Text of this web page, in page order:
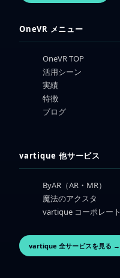
OneVR メニュー
OneVR TOP
活用シーン
実績
特徴
ブログ
vartique 他サービス
ByAR（AR・MR）
魔法のアクスタ
vartique コーポレート
vartique 全サービスを見る →